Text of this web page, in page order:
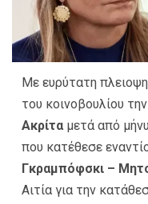
Με ευρύτατη
του κοινοβουλίου
Ακρίτα μετά από
που κατέθεσε
Γκραμπόφσκι –
Αιτία για την